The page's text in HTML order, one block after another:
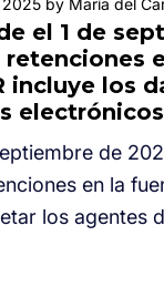
by María del
el 1 de
incluye los
electrónicos
de
en la
los agentes